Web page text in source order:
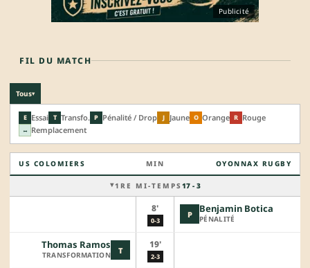
Publicité
FIL DU MATCH
Tous▾
E Essai T Transfo. P Pénalité / Drop J Jaune O Orange R Rouge
↔ Remplacement
US COLOMIERS MIN OYONNAX RUGBY
1RE MI-TEMPS 17 - 3
8'
0-3
P Benjamin Botica
PÉNALITÉ
T
Thomas Ramos
TRANSFORMATION
19'
2-3